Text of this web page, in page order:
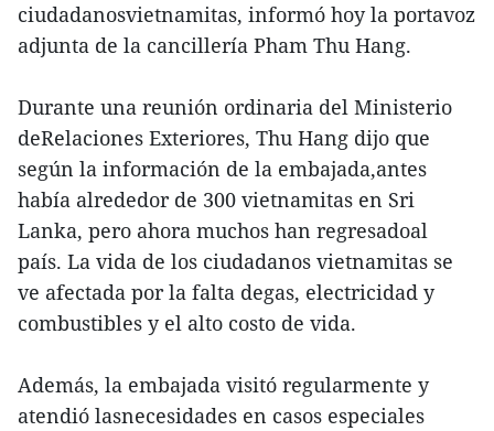
ciudadanosvietnamitas, informó hoy la portavoz
adjunta de la cancillería Pham Thu Hang.
Durante una reunión ordinaria del Ministerio
deRelaciones Exteriores, Thu Hang dijo que
según la información de la embajada,antes
había alrededor de 300 vietnamitas en Sri
Lanka, pero ahora muchos han regresadoal
país. La vida de los ciudadanos vietnamitas se
ve afectada por la falta degas, electricidad y
combustibles y el alto costo de vida.
Además, la embajada visitó regularmente y
atendió lasnecesidades en casos especiales